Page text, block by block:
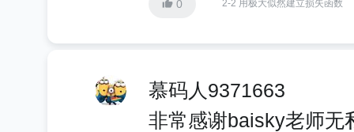
0 2-2 用极大似然建立损失函数
慕码人9371663
非常感谢baisky老师无